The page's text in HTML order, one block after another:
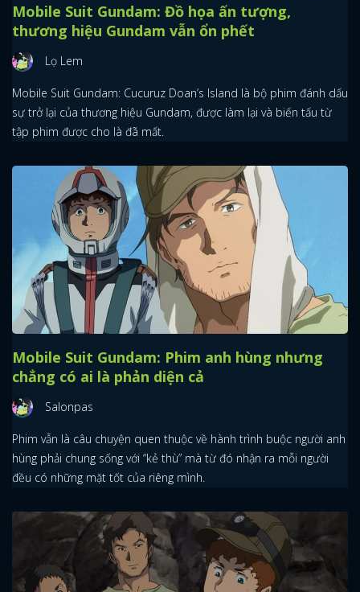
Mobile Suit Gundam: Đồ họa ấn tượng,
thương hiệu Gundam vẫn ổn phết
Lọ Lem
Mobile Suit Gundam: Cucuruz Doan’s Island là bộ phim đánh dấu
sự trở lại của thương hiệu Gundam, được làm lại và biến tấu từ
tập phim được cho là đã mất.
Mobile Suit Gundam: Phim anh hùng nhưng
chẳng có ai là phản diện cả
Salonpas
Phim vẫn là câu chuyện quen thuộc về hành trình buộc người anh
hùng phải chung sống với “kẻ thù” mà từ đó nhận ra mỗi người
đều có những mặt tốt của riêng mình.